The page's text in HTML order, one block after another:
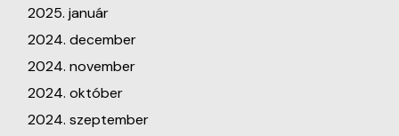
2025. január
2024. december
2024. november
2024. október
2024. szeptember